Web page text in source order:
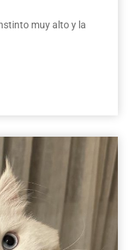
muy alto y la